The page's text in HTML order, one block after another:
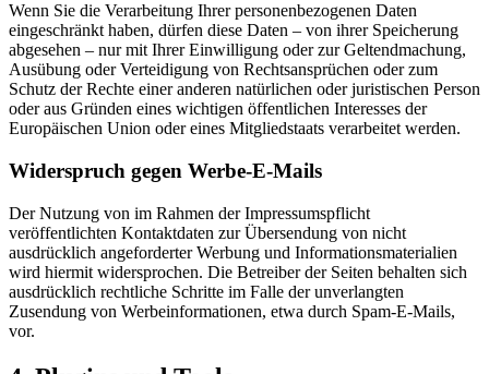
Wenn Sie die Verarbeitung Ihrer personenbezogenen Daten
eingeschränkt haben, dürfen diese Daten – von ihrer Speicherung
abgesehen – nur mit Ihrer Einwilligung oder zur Geltendmachung,
Ausübung oder Verteidigung von Rechtsansprüchen oder zum
Schutz der Rechte einer anderen natürlichen oder juristischen Person
oder aus Gründen eines wichtigen öffentlichen Interesses der
Europäischen Union oder eines Mitgliedstaats verarbeitet werden.
Widerspruch gegen Werbe-E-Mails
Der Nutzung von im Rahmen der Impressumspflicht
veröffentlichten Kontaktdaten zur Übersendung von nicht
ausdrücklich angeforderter Werbung und Informationsmaterialien
wird hiermit widersprochen. Die Betreiber der Seiten behalten sich
ausdrücklich rechtliche Schritte im Falle der unverlangten
Zusendung von Werbeinformationen, etwa durch Spam-E-Mails,
vor.